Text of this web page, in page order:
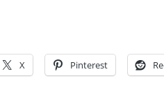
X Pinterest